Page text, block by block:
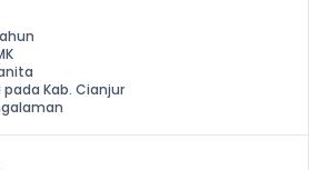
pada Kab. Cianjur